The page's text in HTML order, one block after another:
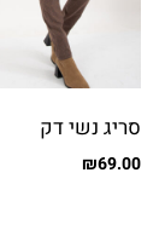
סריג נשי דק
₪69.00